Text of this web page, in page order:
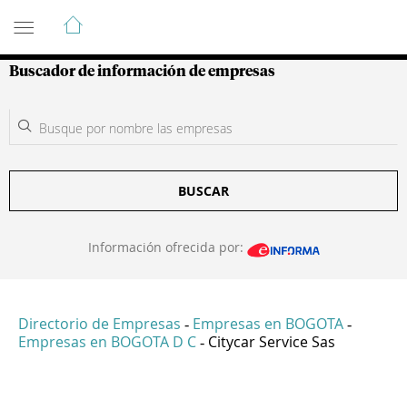
Guía de Empresas Colombianas
Buscador de información de empresas
BUSCAR
Información ofrecida por:
Directorio de Empresas - Empresas en BOGOTA -
Empresas en BOGOTA D C - Citycar Service Sas